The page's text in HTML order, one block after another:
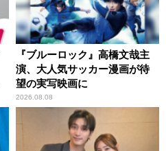
『ブルーロック』高橋文哉主
演、大人気サッカー漫画が待
望の実写映画に
2026.08.08